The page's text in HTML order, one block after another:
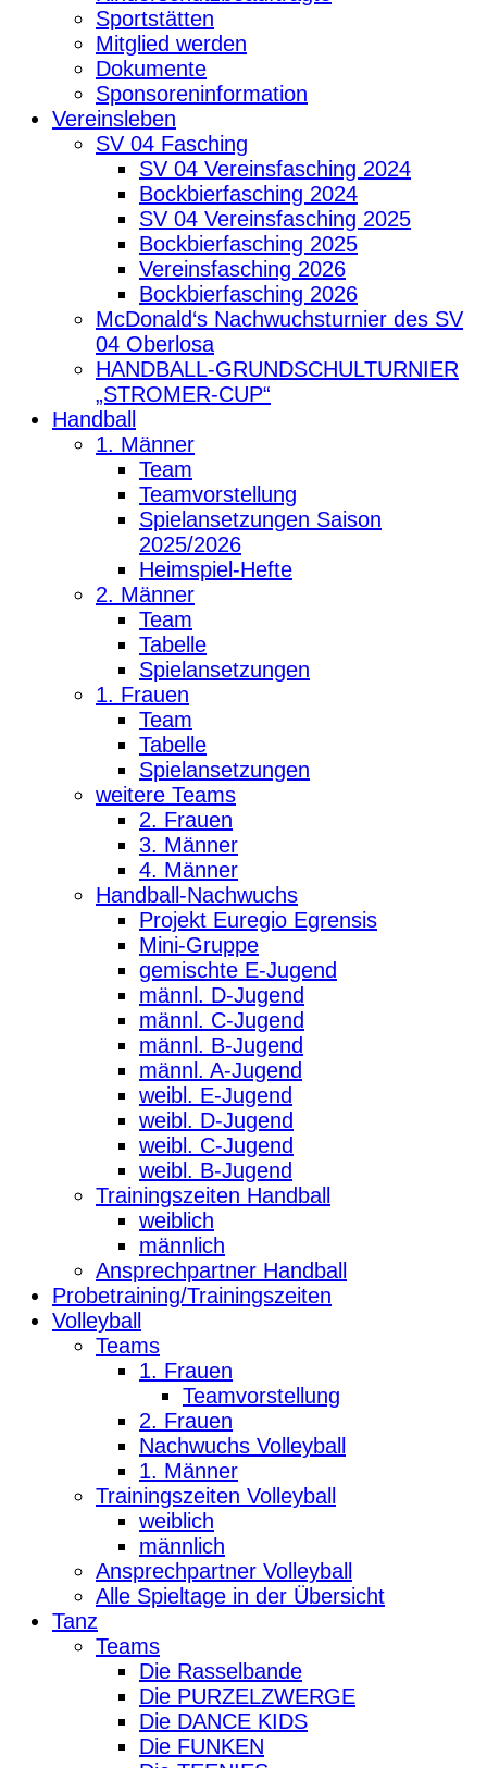
Sportstätten
Mitglied werden
Dokumente
Sponsoreninformation
Vereinsleben
SV 04 Fasching
SV 04 Vereinsfasching 2024
Bockbierfasching 2024
SV 04 Vereinsfasching 2025
Bockbierfasching 2025
Vereinsfasching 2026
Bockbierfasching 2026
McDonald‘s Nachwuchsturnier des SV
04 Oberlosa
HANDBALL-GRUNDSCHULTURNIER
„STROMER-CUP“
Handball
1. Männer
Team
Teamvorstellung
Spielansetzungen Saison
2025/2026
Heimspiel-Hefte
2. Männer
Team
Tabelle
Spielansetzungen
1. Frauen
Team
Tabelle
Spielansetzungen
weitere Teams
2. Frauen
3. Männer
4. Männer
Handball-Nachwuchs
Projekt Euregio Egrensis
Mini-Gruppe
gemischte E-Jugend
männl. D-Jugend
männl. C-Jugend
männl. B-Jugend
männl. A-Jugend
weibl. E-Jugend
weibl. D-Jugend
weibl. C-Jugend
weibl. B-Jugend
Trainingszeiten Handball
weiblich
männlich
Ansprechpartner Handball
Probetraining/Trainingszeiten
Volleyball
Teams
1. Frauen
Teamvorstellung
2. Frauen
Nachwuchs Volleyball
1. Männer
Trainingszeiten Volleyball
weiblich
männlich
Ansprechpartner Volleyball
Alle Spieltage in der Übersicht
Tanz
Teams
Die Rasselbande
Die PURZELZWERGE
Die DANCE KIDS
Die FUNKEN